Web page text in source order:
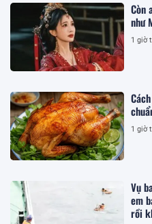
Còn
như
1 giờ
1 giờ
Vụ
em
rồi